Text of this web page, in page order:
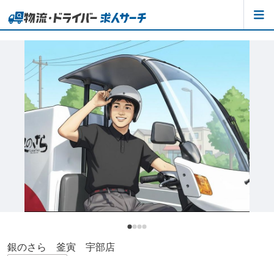
銀のさら 釜寅 宇部店